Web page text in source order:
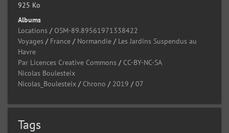
925 Ko
Albums
Locations / OSM-89.89561971338422
Voyages / France / Normandie / Les Jardins Suspendus au
Havre
Par Licences Creative Commons / CC-BY-NC-SA
Nicolas Boulesteix
Nicolas_Boulesteix / Chrono / 2019 /07
Tags